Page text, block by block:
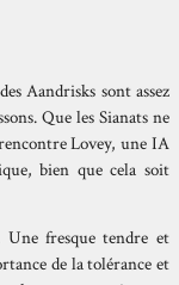
Aandrisks sont assez
Que les Sianats ne
Lovey, une IA
bien que cela soit
fresque tendre et
de la tolérance et